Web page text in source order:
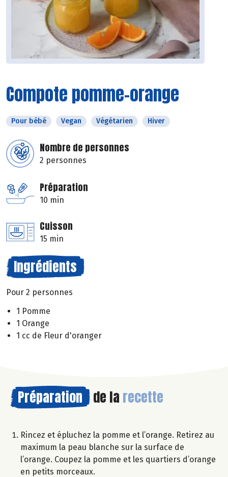
Compote pomme-orange
Pour bébé Vegan Végétarien Hiver
Nombre de personnes
2 personnes
Préparation
10 min
Cuisson
15 min
Ingrédients
Pour 2 personnes
1 Pomme
1 Orange
1 cc de Fleur d'oranger
Préparation de la recette
Rincez et épluchez la pomme et l’orange. Retirez au
maximum la peau blanche sur la surface de
l’orange. Coupez la pomme et les quartiers d’orange
en petits morceaux.